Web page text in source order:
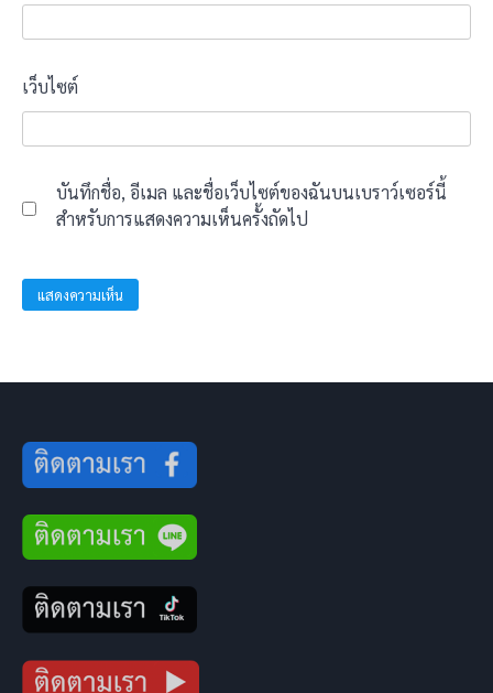
เว็บไซต์
บันทึกชื่อ, อีเมล และชื่อเว็บไซต์ของฉันบนเบราว์เซอร์นี้
สำหรับการแสดงความเห็นครั้งถัดไป